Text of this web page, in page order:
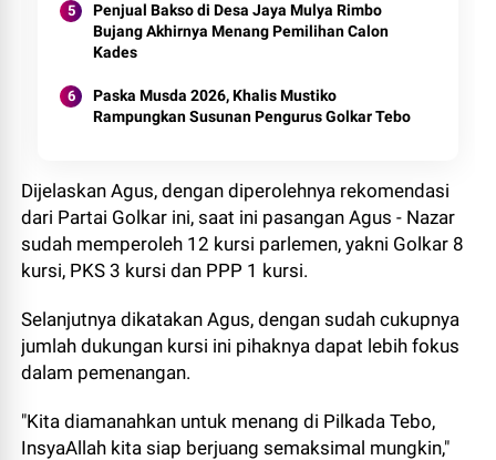
Penjual Bakso di Desa Jaya Mulya Rimbo
Bujang Akhirnya Menang Pemilihan Calon
Kades
Paska Musda 2026, Khalis Mustiko
Rampungkan Susunan Pengurus Golkar Tebo
Dijelaskan Agus, dengan diperolehnya rekomendasi
dari Partai Golkar ini, saat ini pasangan Agus - Nazar
sudah memperoleh 12 kursi parlemen, yakni Golkar 8
kursi, PKS 3 kursi dan PPP 1 kursi.
Selanjutnya dikatakan Agus, dengan sudah cukupnya
jumlah dukungan kursi ini pihaknya dapat lebih fokus
dalam pemenangan.
"Kita diamanahkan untuk menang di Pilkada Tebo,
InsyaAllah kita siap berjuang semaksimal mungkin,"